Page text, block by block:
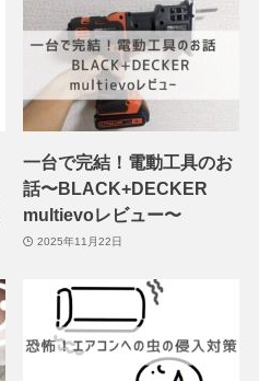
一台で完結！電動工具のお
話〜BLACK+DECKER
multievoレビュー〜
2025年11月22日